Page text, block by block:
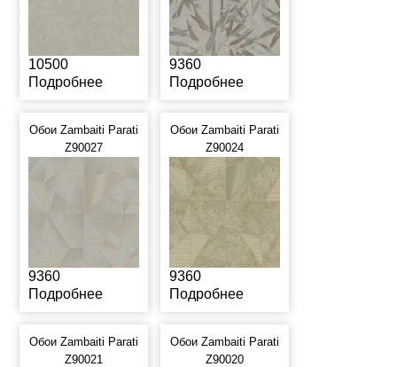
10500
Подробнее
9360
Подробнее
Обои Zambaiti Parati
Z90027
9360
Подробнее
Обои Zambaiti Parati
Z90024
9360
Подробнее
Обои Zambaiti Parati
Z90021
Обои Zambaiti Parati
Z90020